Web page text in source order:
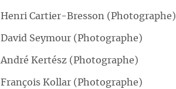
Henri Cartier-Bresson (Photographe)
David Seymour (Photographe)
André Kertész (Photographe)
François Kollar (Photographe)